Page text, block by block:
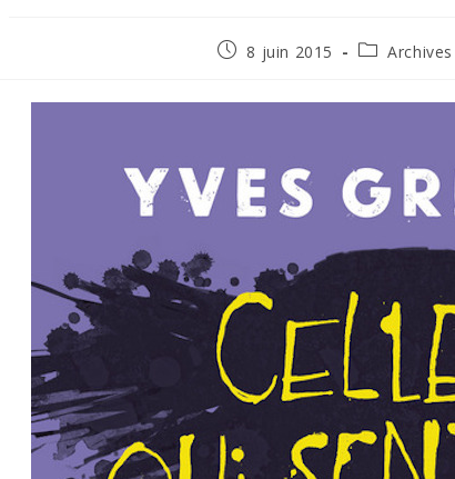
8 juin 2015 Archives